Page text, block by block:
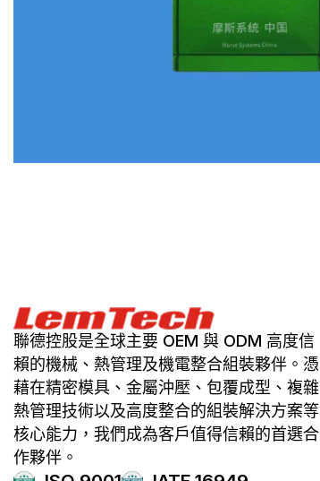
聯德控股是全球主要 OEM 與 ODM 高度信
賴的機械、熱管理及機電整合組裝夥伴。憑
藉在精密模具、金屬沖壓、包覆成型、複雜
熱管理技術以及高度整合的組裝解決方案等
核心能力，我們成為客戶值得信賴的首選合
作夥伴。